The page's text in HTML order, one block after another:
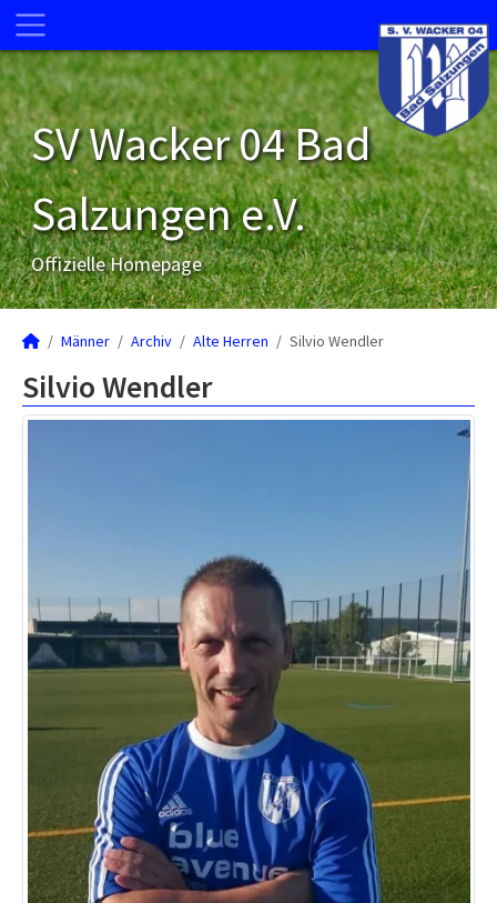
SV Wacker 04 Bad
Salzungen e.V.
Offizielle Homepage
Männer Archiv Alte Herren Silvio Wendler
Silvio Wendler